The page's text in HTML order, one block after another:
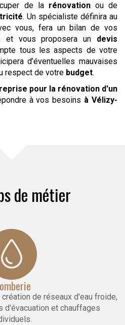
de la rénovationou de
. Un spécialiste définira au
vous, fera un bilan de vos
et vous proposera un devis
tous les aspects de votre
d’éventuelles mauvaises
respect de votre budget.
pour la rénovation d'un
à vos besoins à Vélizy-
de métier
de réseaux d'eau froide,
d'évacuation et chauffages